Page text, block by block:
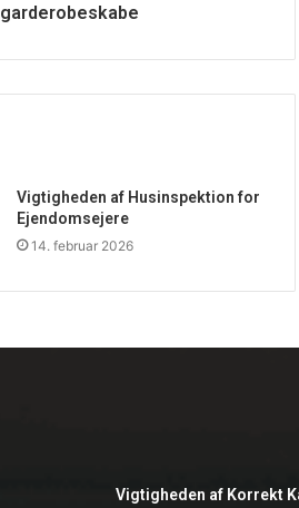
garderobeskabe
Vigtigheden af Husinspektion for
Ejendomsejere
14. februar 2026
Vigtigheden af Korrekt